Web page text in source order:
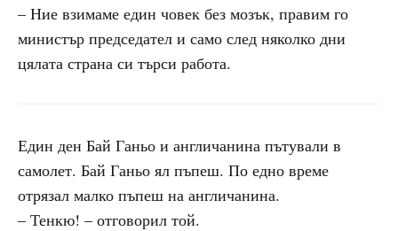
– Ние взимаме един човек без мозък, правим го
министър председател и само след няколко дни
цялата страна си търси работа.
Един ден Бай Ганьо и англичанина пътували в
самолет. Бай Ганьо ял пъпеш. По едно време
отрязал малко пъпеш на англичанина.
– Тенкю! – отговорил той.